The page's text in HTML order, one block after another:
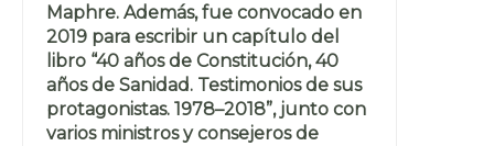
Maphre. Además, fue convocado en
2019 para escribir un capítulo del
libro “40 años de Constitución, 40
años de Sanidad. Testimonios de sus
protagonistas. 1978–2018”, junto con
varios ministros y consejeros de